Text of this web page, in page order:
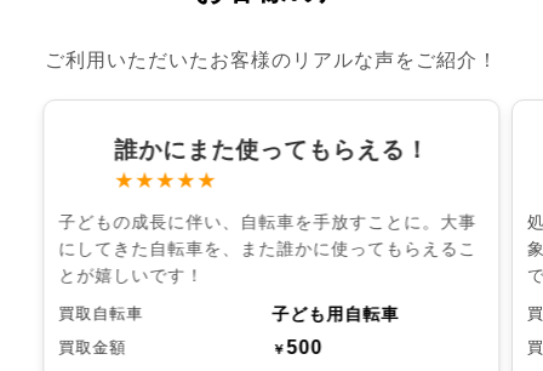
ご利用いただいたお客様のリアルな声をご紹介！
誰かにまた使ってもらえる！
★★★★★
子どもの成長に伴い、自転車を手放すことに。大事
にしてきた自転車を、また誰かに使ってもらえるこ
とが嬉しいです！
買取自転車 子ども用自転車
買取金額 ￥500